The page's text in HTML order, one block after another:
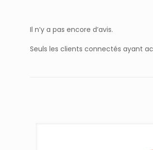
Il n’y a pas encore d’avis.
Seuls les clients connectés ayant